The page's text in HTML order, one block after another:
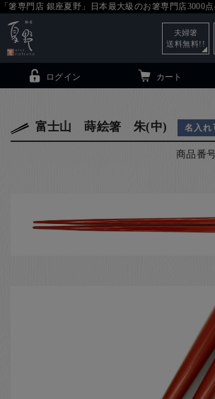
「箸専門店 銀座夏野」日本最大級のお箸専門店3000点
ログイン カート
夫婦箸
送料無料!!
富士山 蒔絵箸 朱(中) 名入れ
商品番